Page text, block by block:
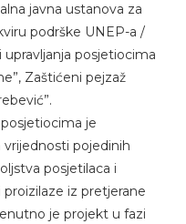
javna ustanova za
podrške UNEP-a /
upravljanja posjetiocima
Zaštićeni pejzaž
je
pojedinih
posjetilaca i
iz pretjerane
je projekt u fazi